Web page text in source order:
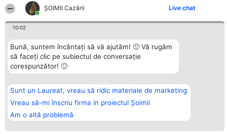
ȘOIMII Cazării Live chat
10:02
Bună, suntem încântați să vă ajutăm! 🙂 Vă rugăm
să faceți clic pe subiectul de conversație
corespunzător! 🙂
Sunt un Laureat, vreau să ridic materiale de marketing
Vreau să-mi înscriu firma in proiectul Șoimii
Am o altă problemă
10
Organizator Ranking
BRIGHT SOLUTIONS BR SRL
Aleea Timisul De Sus 2 Bl. A30
București
tel: +40 770 990 492
Plebiscyt
Lista Tuturor
Reguli
Politica de